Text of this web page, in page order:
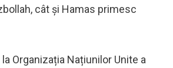
cât și Hamas primesc
Organizația Națiunilor Unite a